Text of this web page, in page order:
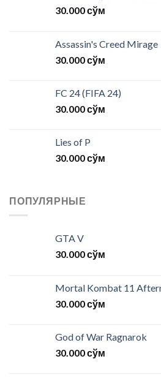
30.000сўм
Assassin's Creed Mirage
30.000сўм
FC 24 (FIFA 24)
30.000сўм
Lies of P
30.000сўм
ПОПУЛЯРНЫЕ
GTA V
30.000сўм
Mortal Kombat 11
30.000сўм
God of War Ragnarok
30.000сўм